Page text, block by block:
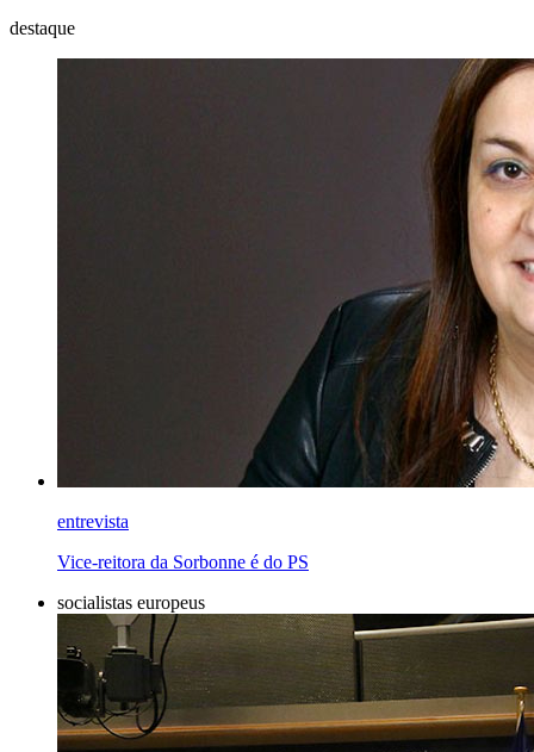
destaque
entrevista
Vice-reitora da Sorbonne é do PS
socialistas europeus